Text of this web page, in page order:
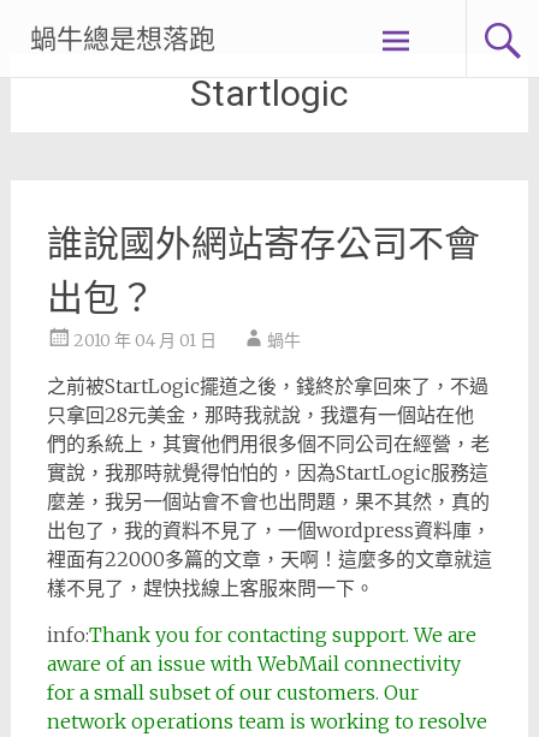
content
蝸牛總是想落跑
Startlogic
誰說國外網站寄存公司不會
出包？
2010 年 04 月 01 日 蝸牛
之前被StartLogic擺道之後，錢終於拿回來了，不過
只拿回28元美金，那時我就說，我還有一個站在他
們的系統上，其實他們用很多個不同公司在經營，老
實說，我那時就覺得怕怕的，因為StartLogic服務這
麼差，我另一個站會不會也出問題，果不其然，真的
出包了，我的資料不見了，一個wordpress資料庫，
裡面有22000多篇的文章，天啊！這麼多的文章就這
樣不見了，趕快找線上客服來問一下。
info:Thank you for contacting support. We are
aware of an issue with WebMail connectivity
for a small subset of our customers. Our
network operations team is working to resolve